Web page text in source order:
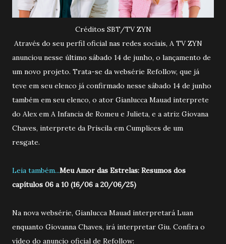
Créditos SBT/TV ZYN
Através do seu perfil oficial nas redes sociais, A TV ZYN
anunciou nesse último sábado 14 de junho, o lançamento de
um novo projeto. Trata-se da websérie Refollow, que já
teve em seu elenco já confirmado nesse sábado 14 de junho
também em seu elenco, o ator Gianlucca Mauad interprete
do Alex em A Infancia de Romeu e Julieta, e a atriz Giovana
Chaves, interprete da Priscila em Cumplices de um
resgate.
Leia também...Meu Amor das Estrelas: Resumos dos
capítulos 06 a 10 (16/06 a 20/06/25)
Na nova websérie, Gianlucca Mauad interpretará Luan
enquanto Giovanna Chaves, irá interpretar Giu. Confira o
vídeo do anuncio oficial de Refollow: